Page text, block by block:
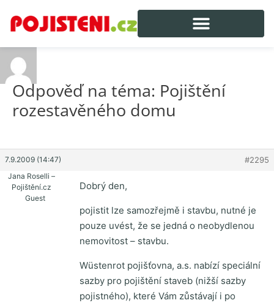
Odpověď na téma: Pojištění
rozestavěného domu
7.9.2009 (14:47) #2295
Jana Roselli –
Pojištění.cz
Guest
Dobrý den,
pojistit lze samozřejmě i stavbu, nutné je
pouze uvést, že se jedná o neobydlenou
nemovitost – stavbu.
Wüstenrot pojišťovna, a.s. nabízí speciální
sazby pro pojištění staveb (nižší sazby
pojistného), které Vám zůstávají i po